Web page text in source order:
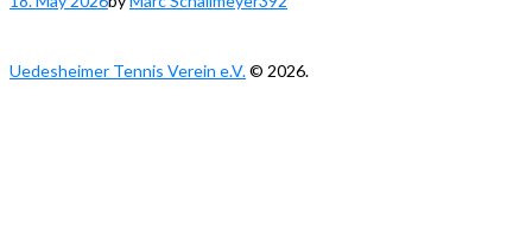
Uedesheimer Tennis Verein e.V.© 2026.